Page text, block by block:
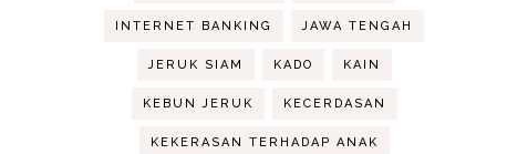
INTERNET BANKING JAWA TENGAH
JERUK SIAM KADO KAIN
KEBUN JERUK KECERDASAN
KEKERASAN TERHADAP ANAK